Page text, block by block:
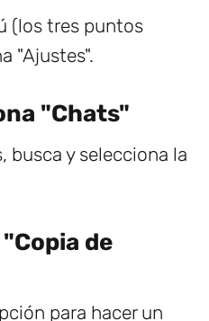
(los tres puntos
"Ajustes".
"Chats"
busca y selecciona la
de
para hacer un